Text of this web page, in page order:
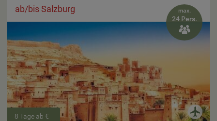
max.
24 Pers.

ab/bis Salzburg
8 Tage ab €